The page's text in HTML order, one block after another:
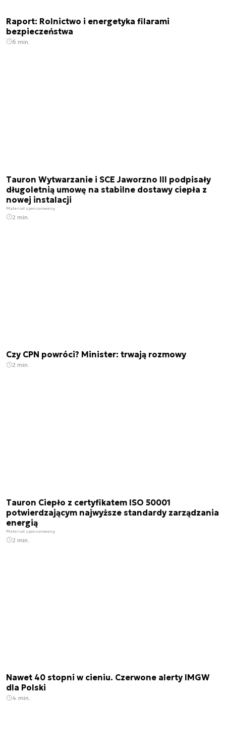
Raport: Rolnictwo i energetyka filarami
bezpieczeństwa
6 min.
Tauron Wytwarzanie i SCE Jaworzno III podpisały
długoletnią umowę na stabilne dostawy ciepła z
nowej instalacji
Materiał sponsorowany
2 min.
Czy CPN powróci? Minister: trwają rozmowy
2 min.
Tauron Ciepło z certyfikatem ISO 50001
potwierdzającym najwyższe standardy zarządzania
energią
Materiał sponsorowany
2 min.
Nawet 40 stopni w cieniu. Czerwone alerty IMGW
dla Polski
4 min.